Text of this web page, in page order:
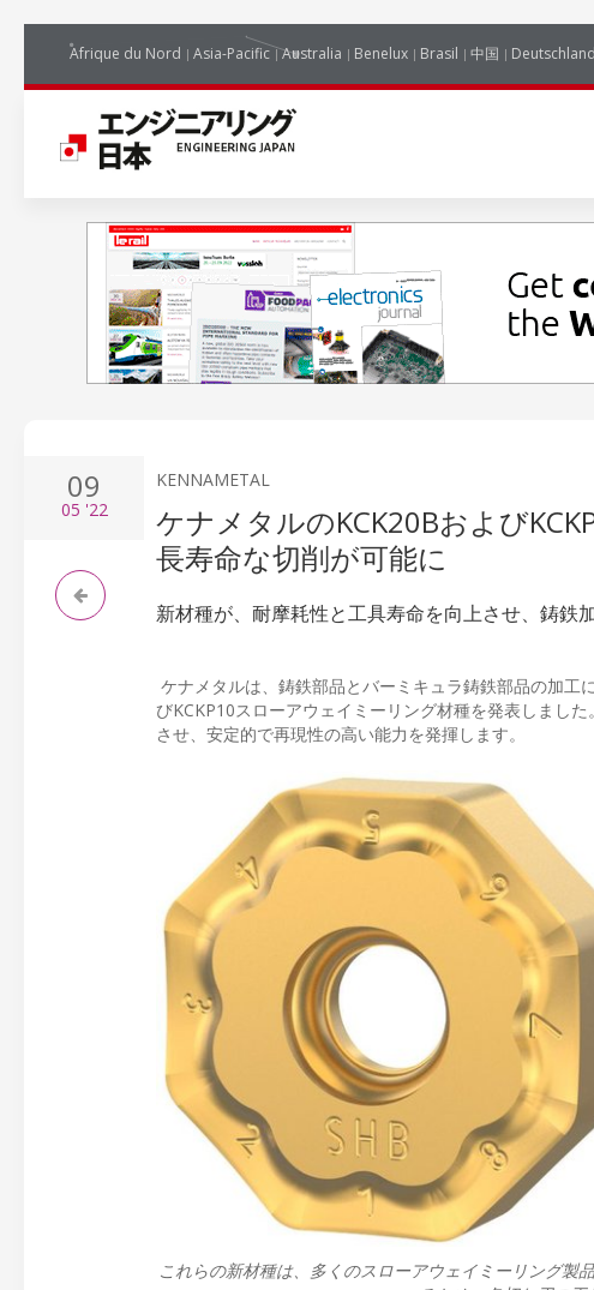
Afrique du Nord Asia-Pacific Australia Benelux Brasil 中国 Deutschland
09
05 '22
KENNAMETAL
ケナメタルのKCK20Bおよび
長寿命な切削が可能に
新材種が、耐摩耗性と工具寿命を向上させ、鋳鉄
ケナメタルは、鋳鉄部品とバーミキュラ鋳鉄部品の加工
びKCKP10スローアウェイミーリング材種を発表しまし
させ、安定的で再現性の高い能力を発揮します。
これらの新材種は、多くのスローアウェイミーリング製